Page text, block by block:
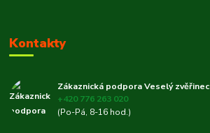
Kontakty
Zákaznická podpora Veselý zvěřinec
+420 776 263 020
(Po-Pá, 8-16 hod.)